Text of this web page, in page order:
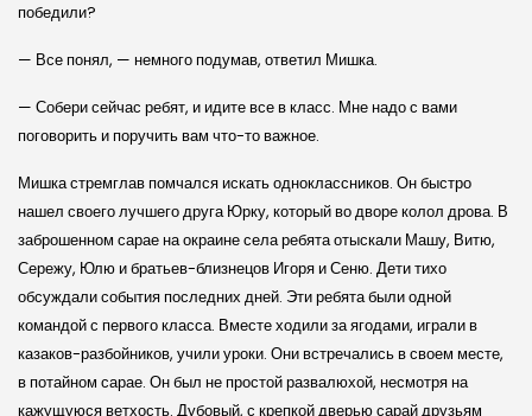
победили?
— Все понял, — немного подумав, ответил Мишка.
— Собери сейчас ребят, и идите все в класс. Мне надо с вами
поговорить и поручить вам что-то важное.
Мишка стремглав помчался искать одноклассников. Он быстро
нашел своего лучшего друга Юрку, который во дворе колол дрова. В
заброшенном сарае на окраине села ребята отыскали Машу, Витю,
Сережу, Юлю и братьев-близнецов Игоря и Сеню. Дети тихо
обсуждали события последних дней. Эти ребята были одной
командой с первого класса. Вместе ходили за ягодами, играли в
казаков-разбойников, учили уроки. Они встречались в своем месте,
в потайном сарае. Он был не простой развалюхой, несмотря на
кажущуюся ветхость. Дубовый, с крепкой дверью сарай друзьям